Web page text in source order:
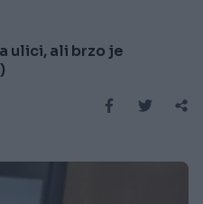
ulici, ali brzo je